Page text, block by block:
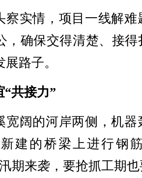
察实情，项目一线解
，确保交得清楚、接
路子。
“共接力”
宽阔的河岸两侧，机器
建的桥梁上进行钢
期来袭，要抢抓工期